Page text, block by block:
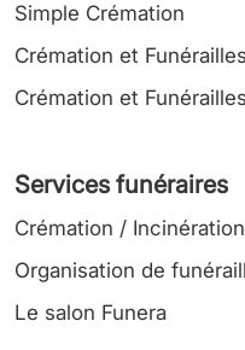
Simple Crémation
Crémation et Funérailles
Crémation et
Services funéraires
Crémation /
Organisation de
Le salon Funera